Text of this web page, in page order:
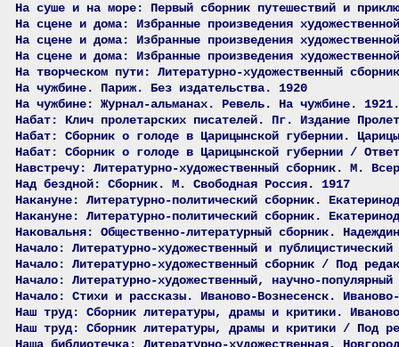
На суше и на море: Первый сборник путешествий и
На сцене и дома: Избранные произведения
На сцене и дома: Избранные произведения
На сцене и дома: Избранные произведения
На творческом пути: Литературно-художественный
На чужбине. Париж. Без издательства. 1920
На чужбине: Журнал-альманах. Ревель. На чужбине.
Набат: Клич пролетарских писателей. Пг. Издание
Набат: Сборник о голоде в Царицынской губернии.
Набат: Сборник о голоде в Царицынской губернии /
Навстречу: Литературно-художественный сборник. М.
Над бездной: Сборник. М. Свободная Россия. 1917
Накануне: Литературно-политический сборник.
Накануне: Литературно-политический сборник.
Наковальня: Общественно-литературный сборник.
Начало: Литературно-художественный и
Начало: Литературно-художественный сборник / Под
Начало: Литературно-художественный, научно-
Начало: Стихи и рассказы. Иваново-Вознесенск.
Наш труд: Сборник литературы, драмы и критики.
Наш труд: Сборник литературы, драмы и критики / Под